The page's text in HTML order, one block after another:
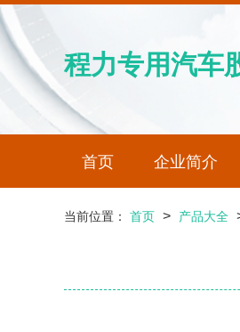
程力专用汽车
首页 企业简介
当前位置： 首页 > 产品大全